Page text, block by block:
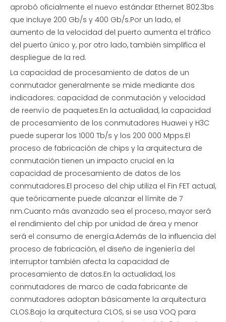
aprobó oficialmente el nuevo estándar Ethernet 802.3bs
que incluye 200 Gb/s y 400 Gb/s.Por un lado, el
aumento de la velocidad del puerto aumenta el tráfico
del puerto único y, por otro lado, también simplifica el
despliegue de la red.
La capacidad de procesamiento de datos de un
conmutador generalmente se mide mediante dos
indicadores: capacidad de conmutación y velocidad
de reenvío de paquetes.En la actualidad, la capacidad
de procesamiento de los conmutadores Huawei y H3C
puede superar los 1000 Tb/s y los 200 000 Mpps.El
proceso de fabricación de chips y la arquitectura de
conmutación tienen un impacto crucial en la
capacidad de procesamiento de datos de los
conmutadores.El proceso del chip utiliza el Fin FET actual,
que teóricamente puede alcanzar el límite de 7
nm.Cuanto más avanzado sea el proceso, mayor será
el rendimiento del chip por unidad de área y menor
será el consumo de energía.Además de la influencia del
proceso de fabricación, el diseño de ingeniería del
interruptor también afecta la capacidad de
procesamiento de datos.En la actualidad, los
conmutadores de marco de cada fabricante de
conmutadores adoptan básicamente la arquitectura
CLOS.Bajo la arquitectura CLOS, si se usa VOQ para